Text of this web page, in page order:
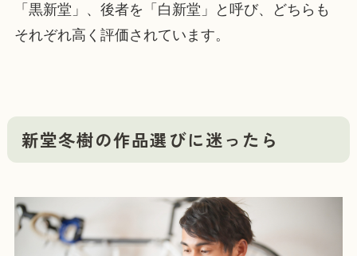
「黒新堂」、後者を「白新堂」と呼び、どちらも
それぞれ高く評価されています。
新堂冬樹の作品選びに迷ったら